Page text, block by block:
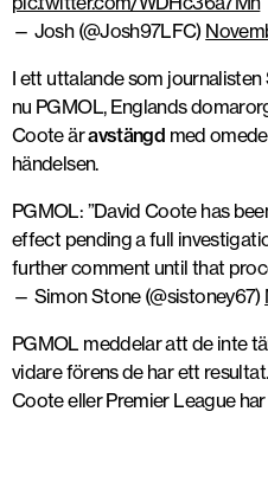
— Josh (@Josh97LFC)
I ett uttalande som
nu PGMOL, Englands
Coote äravstängd med
händelsen.
PGMOL: ”David Coote has
effect pending a full
further comment until that
— Simon Stone (@sistoney67)
PGMOL meddelar att de inte
vidare förens de har ett
Coote eller Premier League